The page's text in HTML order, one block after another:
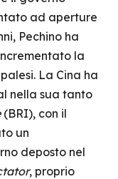
ad aperture
Pechino ha
la
La Cina ha
nella sua tanto
(BRI), con il
un
deposto nel
, proprio